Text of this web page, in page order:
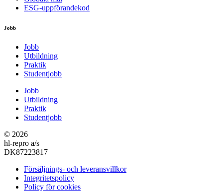
ESG-uppförandekod
Jobb
Jobb
Utbildning
Praktik
Studentjobb
Jobb
Utbildning
Praktik
Studentjobb
© 2026
hl-repro a/s
DK87223817
Försäljnings- och leveransvillkor
Integritetspolicy
Policy för cookies